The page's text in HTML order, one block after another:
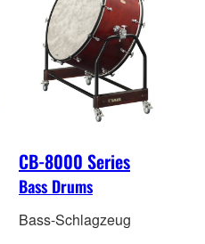
CB-8000 Series
Bass Drums
Bass-Schlagzeug